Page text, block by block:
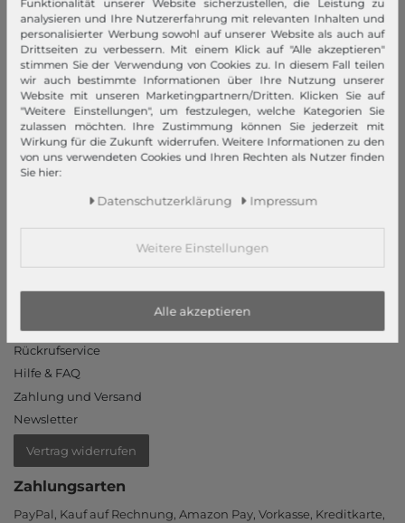
Widerrufsrecht
Datenschutzerklärung
Datenschutzeinstellungen
Barrierefreiheitserklärung
Jobs
Unsere Stores
Rücksendung
Rückrufservice
Hilfe & FAQ
Zahlung und Versand
Newsletter
Vertrag widerrufen
Zahlungsarten
PayPal, Kauf auf Rechnung, Amazon Pay, Vor­kasse, Kredit­karte,
Funktionalität unserer Website sicherzustellen, die Leistung zu
analysieren und Ihre Nutzererfahrung mit relevanten Inhalten und
personalisierter Werbung sowohl auf unserer Website als auch auf
Drittseiten zu verbessern. Mit einem Klick auf "Alle akzeptieren"
stimmen Sie der Verwendung von Cookies zu. In diesem Fall teilen
wir auch bestimmte Informationen über Ihre Nutzung unserer
Website mit unseren Marketingpartnern/Dritten. Klicken Sie auf
"Weitere Einstellungen", um festzulegen, welche Kategorien Sie
zulassen möchten. Ihre Zustimmung können Sie jederzeit mit
Wirkung für die Zukunft widerrufen. Weitere Informationen zu den
von uns verwendeten Cookies und Ihren Rechten als Nutzer finden
Sie hier:
Daten­schutz­erklärung Impressum
Weitere Einstellungen
Alle akzeptieren